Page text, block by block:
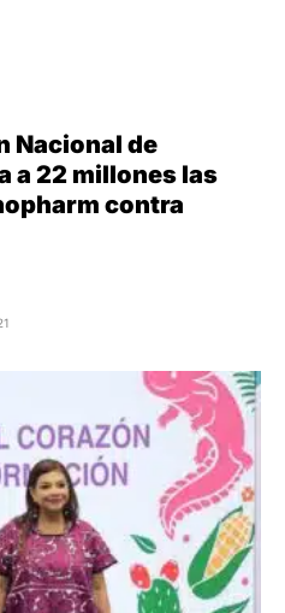
Nacional de
a 22 millones las
contra